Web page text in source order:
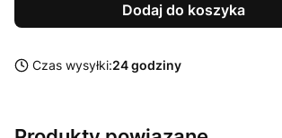
Dodaj do koszyka
Czas wysyłki:24 godziny